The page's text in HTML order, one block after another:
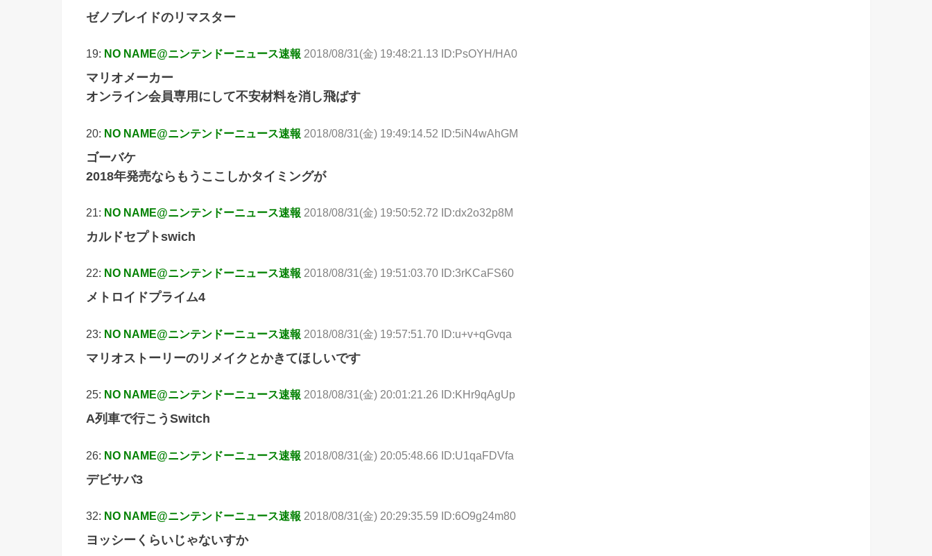
ゼノブレイドのリマスター
19: NO NAME@ニンテンドーニュース速報 2018/08/31(金) 19:48:21.13 ID:PsOYH/HA0
マリオメーカー
オンライン会員専用にして不安材料を消し飛ばす
20: NO NAME@ニンテンドーニュース速報 2018/08/31(金) 19:49:14.52 ID:5iN4wAhGM
ゴーバケ
2018年発売ならもうここしかタイミングが
21: NO NAME@ニンテンドーニュース速報 2018/08/31(金) 19:50:52.72 ID:dx2o32p8M
カルドセプトswich
22: NO NAME@ニンテンドーニュース速報 2018/08/31(金) 19:51:03.70 ID:3rKCaFS60
メトロイドプライム4
23: NO NAME@ニンテンドーニュース速報 2018/08/31(金) 19:57:51.70 ID:u+v+qGvqa
マリオストーリーのリメイクとかきてほしいです
25: NO NAME@ニンテンドーニュース速報 2018/08/31(金) 20:01:21.26 ID:KHr9qAgUp
A列車で行こうSwitch
26: NO NAME@ニンテンドーニュース速報 2018/08/31(金) 20:05:48.66 ID:U1qaFDVfa
デビサバ3
32: NO NAME@ニンテンドーニュース速報 2018/08/31(金) 20:29:35.59 ID:6O9g24m80
ヨッシーくらいじゃないすか